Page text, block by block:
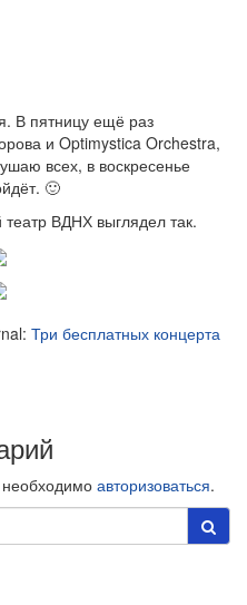
В пятницу ещё раз
и Optimystica Orchestra,
всех, в воскресенье
🙂
ВДНХ выглядел так.
Три бесплатных концерта
авторизоваться.